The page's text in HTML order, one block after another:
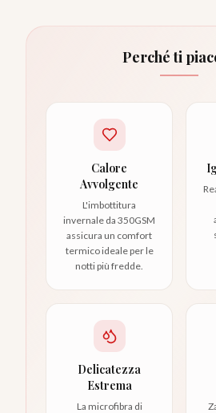
Perché ti
Calore
Avvolgente
L'imbottitura
invernale da 350GSM
assicura un comfort
termico ideale per le
notti più fredde.
Delicatezza
Estrema
La microfibra di